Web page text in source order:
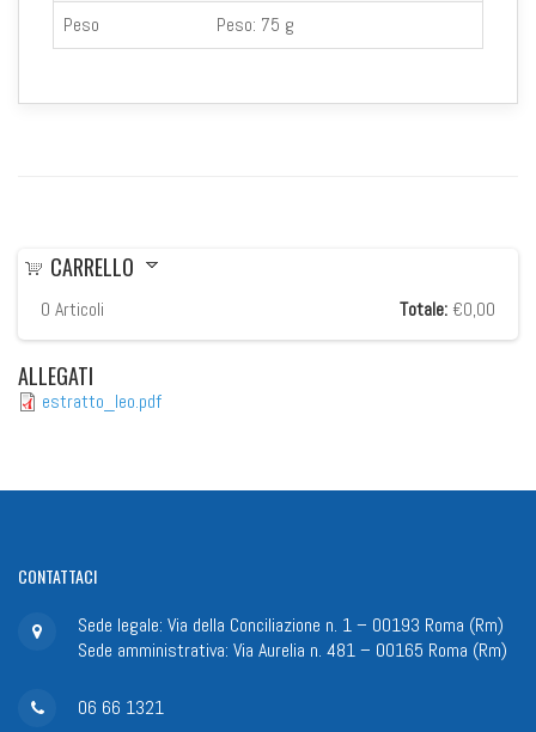
Peso
Peso: 75 g
CARRELLO
0 Articoli Totale: €0,00
ALLEGATI
estratto_leo.pdf
CONTATTACI
Sede legale: Via della Conciliazione n. 1 – 00193 Roma (Rm)
Sede amministrativa: Via Aurelia n. 481 – 00165 Roma (Rm)
06 66 1321